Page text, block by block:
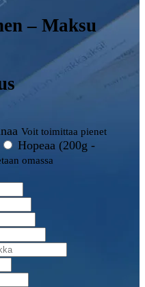
– Maksu
Voit toimittaa pienet
Hopeaa (200g -
omassa